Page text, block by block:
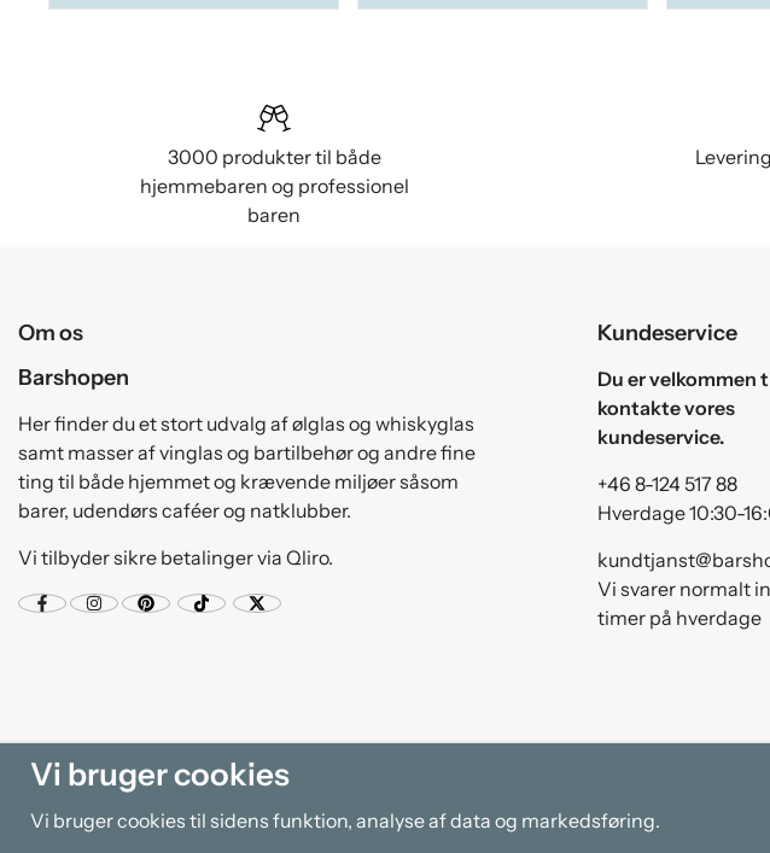
3000 produkter til både
hjemmebaren og professionel
baren
Om os
Barshopen
Her finder du et stort udvalg af ølglas og whiskyglas
samt masser af vinglas og bartilbehør og andre fine
ting til både hjemmet og krævende miljøer såsom
barer, udendørs caféer og natklubber.
Vi tilbyder sikre betalinger via Qliro.
Kundeservice
Du er velkommen
kontakte vores
kundeservice.
+46 8-124 517 88
Hverdage 10:30-
Vi svarer normalt
timer på hverdage
Vi bruger cookies
Vi bruger cookies til sidens funktion, analyse af data og markedsføring.